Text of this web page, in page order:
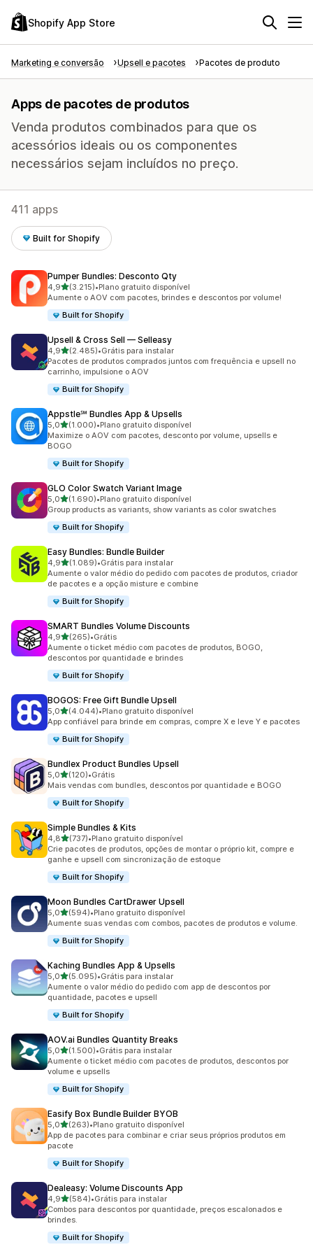
Shopify App Store
Marketing e conversão Upsell e pacotes Pacotes de produto
Apps de pacotes de produtos
Venda produtos combinados para que os
acessórios ideais ou os componentes
necessários sejam incluídos no preço.
411 apps
Built for Shopify
Pumper Bundles: Desconto Qty
4,9de 5 estrelas
(3.215)
3215 avaliações ao todo
•Plano gratuito disponível
Aumente o AOV com pacotes, brindes e descontos por volume!
Built for Shopify
Upsell & Cross Sell — Selleasy
4,9de 5 estrelas
(2.485)
2485 avaliações ao todo
•Grátis para instalar
Pacotes de produtos comprados juntos com frequência e upsell no
carrinho, impulsione o AOV
Built for Shopify
Appstle℠ Bundles App & Upsells
5,0de 5 estrelas
(1.000)
1000 avaliações ao todo
•Plano gratuito disponível
Maximize o AOV com pacotes, desconto por volume, upsells e
BOGO
Built for Shopify
GLO Color Swatch Variant Image
5,0de 5 estrelas
(1.690)
1690 avaliações ao todo
•Plano gratuito disponível
Group products as variants, show variants as color swatches
Built for Shopify
Easy Bundles: Bundle Builder
4,9de 5 estrelas
(1.089)
1089 avaliações ao todo
•Grátis para instalar
Aumente o valor médio do pedido com pacotes de produtos, criador
de pacotes e a opção misture e combine
Built for Shopify
SMART Bundles Volume Discounts
4,9de 5 estrelas
(265)
265 avaliações ao todo
•Grátis
Aumente o ticket médio com pacotes de produtos, BOGO,
descontos por quantidade e brindes
Built for Shopify
BOGOS: Free Gift Bundle Upsell
5,0de 5 estrelas
(4.044)
4044 avaliações ao todo
•Plano gratuito disponível
App confiável para brinde em compras, compre X e leve Y e pacotes
Built for Shopify
Bundlex Product Bundles Upsell
5,0de 5 estrelas
(120)
120 avaliações ao todo
•Grátis
Mais vendas com bundles, descontos por quantidade e BOGO
Built for Shopify
Simple Bundles & Kits
4,8de 5 estrelas
(737)
737 avaliações ao todo
•Plano gratuito disponível
Crie pacotes de produtos, opções de montar o próprio kit, compre e
ganhe e upsell com sincronização de estoque
Built for Shopify
Moon Bundles CartDrawer Upsell
5,0de 5 estrelas
(594)
594 avaliações ao todo
•Plano gratuito disponível
Aumente suas vendas com combos, pacotes de produtos e volume.
Built for Shopify
Kaching Bundles App & Upsells
5,0de 5 estrelas
(5.095)
5095 avaliações ao todo
•Grátis para instalar
Aumente o valor médio do pedido com app de descontos por
quantidade, pacotes e upsell
Built for Shopify
AOV.ai Bundles Quantity Breaks
5,0de 5 estrelas
(1.500)
1500 avaliações ao todo
•Grátis para instalar
Aumente o ticket médio com pacotes de produtos, descontos por
volume e upsells
Built for Shopify
Easify Box Bundle Builder BYOB
5,0de 5 estrelas
(263)
263 avaliações ao todo
•Plano gratuito disponível
App de pacotes para combinar e criar seus próprios produtos em
pacote
Built for Shopify
Dealeasy: Volume Discounts App
4,9de 5 estrelas
(584)
584 avaliações ao todo
•Grátis para instalar
Combos para descontos por quantidade, preços escalonados e
brindes.
Built for Shopify